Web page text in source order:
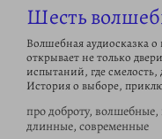
Шесть
Волшебная аудиосказка
открывает не только
испытаний, где смелость,
История о выборе,
про доброту,
длинные, современные